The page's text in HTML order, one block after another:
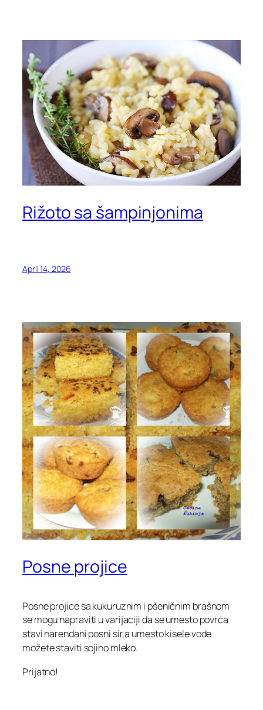
Rižoto sa šampinjonima
April 14, 2026
Posne projice
Posne projice sa kukuruznim i pšeničnim brašnom
se mogu napraviti uvarijaciji da se umesto povrća
stavi narendani posni sir,a umesto kisele vode
možete staviti sojino mleko.
Prijatno!